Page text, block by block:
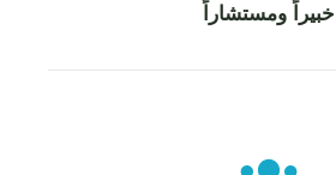
خبيراً ومستشاراً